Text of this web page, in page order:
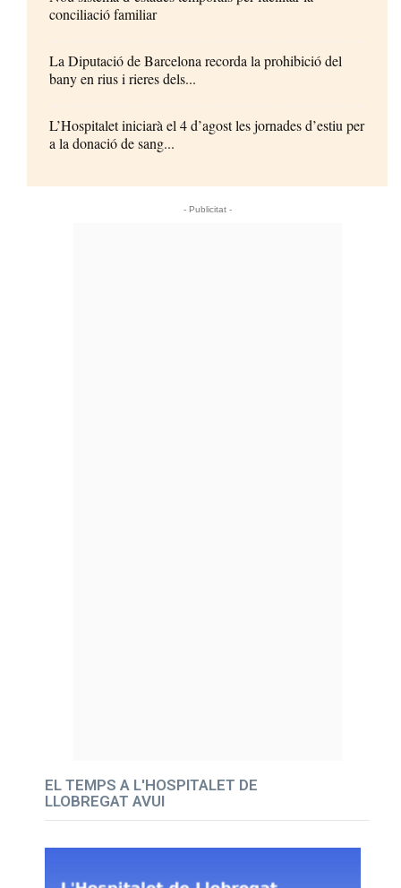
conciliació familiar
La Diputació de Barcelona recorda la prohibició del
bany en rius i rieres dels...
L’Hospitalet iniciarà el 4 d’agost les jornades d’estiu per
a la donació de sang...
- Publicitat -
EL TEMPS A L'HOSPITALET DE
LLOBREGAT AVUI